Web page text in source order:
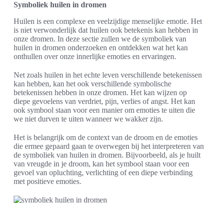
Symboliek huilen in dromen
Huilen is een complexe en veelzijdige menselijke emotie. Het
is niet verwonderlijk dat huilen ook betekenis kan hebben in
onze dromen. In deze sectie zullen we de symboliek van
huilen in dromen onderzoeken en ontdekken wat het kan
onthullen over onze innerlijke emoties en ervaringen.
Net zoals huilen in het echte leven verschillende betekenissen
kan hebben, kan het ook verschillende symbolische
betekenissen hebben in onze dromen. Het kan wijzen op
diepe gevoelens van verdriet, pijn, verlies of angst. Het kan
ook symbool staan voor een manier om emoties te uiten die
we niet durven te uiten wanneer we wakker zijn.
Het is belangrijk om de context van de droom en de emoties
die ermee gepaard gaan te overwegen bij het interpreteren van
de symboliek van huilen in dromen. Bijvoorbeeld, als je huilt
van vreugde in je droom, kan het symbool staan voor een
gevoel van opluchting, verlichting of een diepe verbinding
met positieve emoties.